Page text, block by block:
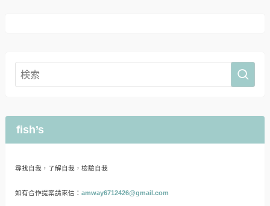
fish’s
尋找自我，了解自我，檢驗自我
如有合作提案請來信： amway6712426@gmail.com